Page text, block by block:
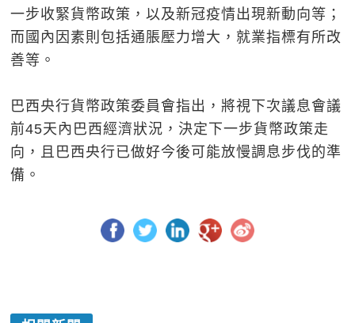
一步收緊貨幣政策，以及新冠疫情出現新動向等；
而國內因素則包括通脹壓力增大，就業指標有所改
善等。
巴西央行貨幣政策委員會指出，將視下次議息會議
前45天內巴西經濟狀況，決定下一步貨幣政策走
向，且巴西央行已做好今後可能放慢調息步伐的準
備。